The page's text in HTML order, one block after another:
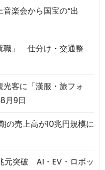
楽会から国宝の“出
職」 仕分け・交通整
客に「漢服・旅フォ
月9日
の売上高が10兆円規模に
元突破 AI・EV・ロボッ